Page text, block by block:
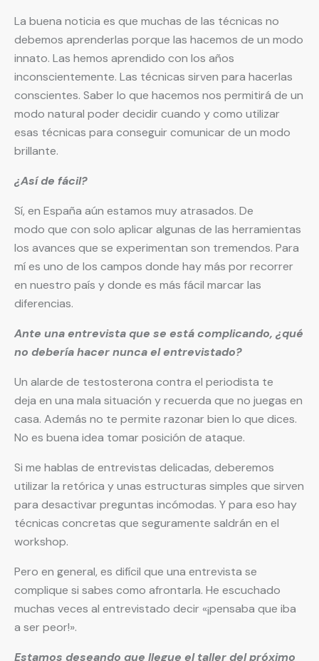
La buena noticia es que muchas de las técnicas no
debemos aprenderlas porque las hacemos de un modo
innato. Las hemos aprendido con los años
inconscientemente. Las técnicas sirven para hacerlas
conscientes. Saber lo que hacemos nos permitirá de un
modo natural poder decidir cuando y como utilizar
esas técnicas para conseguir comunicar de un modo
brillante.
¿Así de fácil?
Sí, en España aún estamos muy atrasados. De
modo que con solo aplicar algunas de las herramientas
los avances que se experimentan son tremendos. Para
mí es uno de los campos donde hay más por recorrer
en nuestro país y donde es más fácil marcar las
diferencias.
Ante una entrevista que se está complicando, ¿qué
no debería hacer nunca el entrevistado?
Un alarde de testosterona contra el periodista te
deja en una mala situación y recuerda que no juegas en
casa. Además no te permite razonar bien lo que dices.
No es buena idea tomar posición de ataque.
Si me hablas de entrevistas delicadas, deberemos
utilizar la retórica y unas estructuras simples que sirven
para desactivar preguntas incómodas. Y para eso hay
técnicas concretas que seguramente saldrán en el
workshop.
Pero en general, es difícil que una entrevista se
complique si sabes como afrontarla. He escuchado
muchas veces al entrevistado decir «¡pensaba que iba
a ser peor!».
Estamos deseando que llegue el taller del próximo